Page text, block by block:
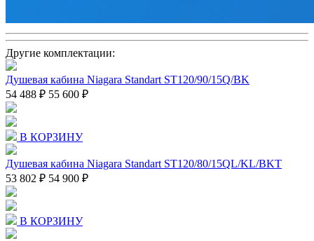
Другие комплектации:
Душевая кабина Niagara Standart ST120/90/15Q/BK
54 488 ₽ 55 600 ₽
В КОРЗИНУ
Душевая кабина Niagara Standart ST120/80/15QL/KL/BKT
53 802 ₽ 54 900 ₽
В КОРЗИНУ